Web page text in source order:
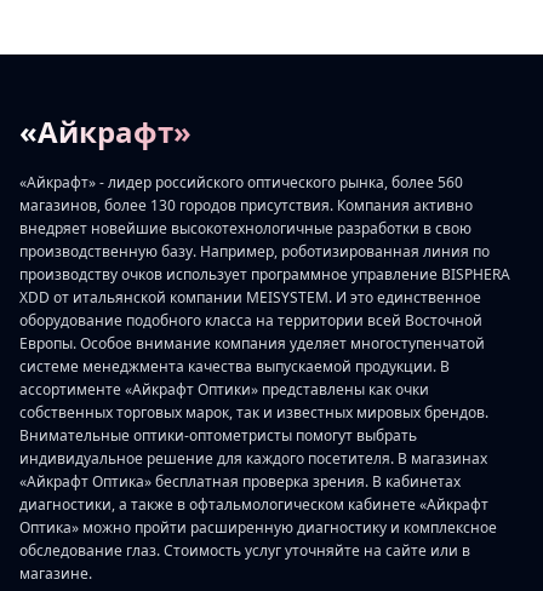
«Айкрафт»
«Айкрафт» - лидер российского оптического рынка, более 560
магазинов, более 130 городов присутствия. Компания активно
внедряет новейшие высокотехнологичные разработки в свою
производственную базу. Например, роботизированная линия по
производству очков использует программное управление BISPHERA
XDD от итальянской компании MEISYSTEM. И это единственное
оборудование подобного класса на территории всей Восточной
Европы. Особое внимание компания уделяет многоступенчатой
системе менеджмента качества выпускаемой продукции. В
ассортименте «Айкрафт Оптики» представлены как очки
собственных торговых марок, так и известных мировых брендов.
Внимательные оптики-оптометристы помогут выбрать
индивидуальное решение для каждого посетителя. В магазинах
«Айкрафт Оптика» бесплатная проверка зрения. В кабинетах
диагностики, а также в офтальмологическом кабинете «Айкрафт
Оптика» можно пройти расширенную диагностику и комплексное
обследование глаз. Стоимость услуг уточняйте на сайте или в
магазине.